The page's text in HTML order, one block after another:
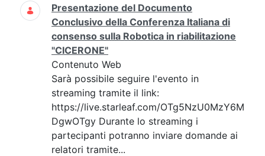
Presentazione del Documento
Conclusivo della Conferenza Italiana di
consenso sulla Robotica in riabilitazione
"CICERONE"
Contenuto Web
Sarà possibile seguire l'evento in
streaming tramite il link:
https://live.starleaf.com/OTg5NzU0MzY6M
DgwOTgy Durante lo streaming i
partecipanti potranno inviare domande ai
relatori tramite...